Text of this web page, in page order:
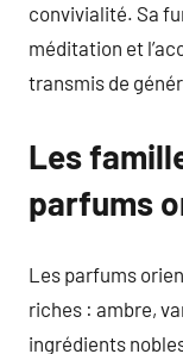
convivialité. Sa
méditation et
transmis de
Les
parfums
Les parfums
riches : ambre,
ingrédients